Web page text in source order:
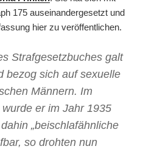
175 auseinandergesetzt und
hier zu veröffentlichen.
Strafgesetzbuches galt
bezog sich auf sexuelle
Männern. Im
er im Jahr 1935
„beischlafähnliche
so drohten nun